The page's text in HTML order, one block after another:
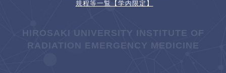
規程等一覧【学内限定】
HIROSAKI UNIVERSITY INSTITUTE OF
RADIATION EMERGENCY MEDICINE